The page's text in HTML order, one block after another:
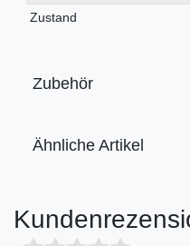
Merkmal
Zustand
Zubehör
Ähnliche Artikel